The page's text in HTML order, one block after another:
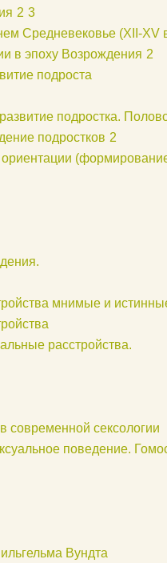
2 3
Средневековье (XII-XV
в эпоху Возрождения 2
подроста
подростка.
подростков 2
мнимые и
расстройства.
сексологии
поведение.
Вундта